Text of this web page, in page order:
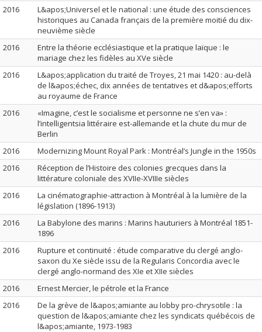
2016
L&apos;Universel et le national : une étude des consciences
historiques au Canada français de la première moitié du dix-
neuvième siècle
2016
Entre la théorie ecclésiastique et la pratique laïque : le
mariage chez les fidèles au XVe siècle
2016
L&apos;application du traité de Troyes, 21 mai 1420 : au-delà
de l&apos;échec, dix années de tentatives et d&apos;efforts
au royaume de France
2016
«Imagine, c’est le socialisme et personne ne s’en va» :
l’intelligentsia littéraire est-allemande et la chute du mur de
Berlin
2016
Modernizing Mount Royal Park : Montréal’s Jungle in the 1950s
2016
Réception de l’Histoire des colonies grecques dans la
littérature coloniale des XVIIe-XVIIIe siècles
2016
La cinématographie-attraction à Montréal à la lumière de la
législation (1896-1913)
2016
La Babylone des marins : Marins hauturiers à Montréal 1851-
1896
2016
Rupture et continuité : étude comparative du clergé anglo-
saxon du Xe siècle issu de la Regularis Concordia avec le
clergé anglo-normand des XIe et XIIe siècles
2016
Ernest Mercier, le pétrole et la France
2016
De la grève de l&apos;amiante au lobby pro-chrysotile : la
question de l&apos;amiante chez les syndicats québécois de
l&apos;amiante, 1973-1983